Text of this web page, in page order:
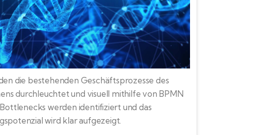
die bestehenden Geschäftsprozesse des
durchleuchtet und visuell mithilfe von BPMN
werden identifiziert und das
wird klar aufgezeigt.